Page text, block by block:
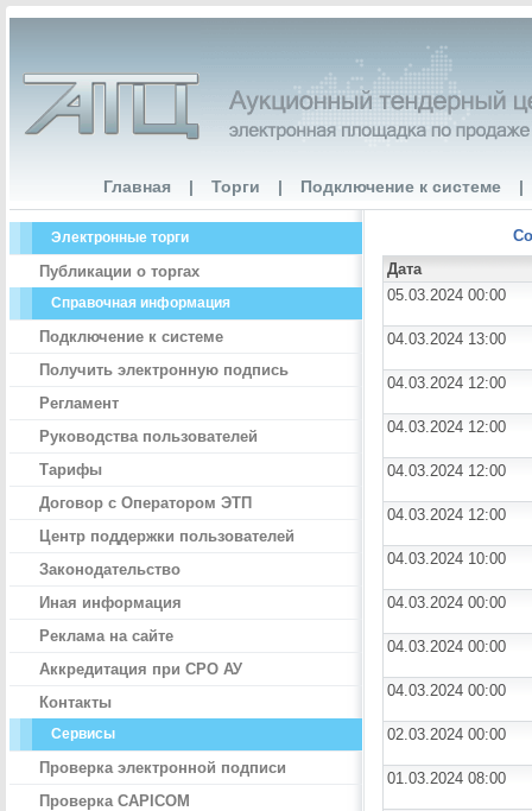
Главная | Торги | Подключение к системе |
Электронные торги
Публикации о торгах
Справочная информация
Подключение к системе
Получить электронную подпись
Регламент
Руководства пользователей
Тарифы
Договор с Оператором ЭТП
Центр поддержки пользователей
Законодательство
Иная информация
Реклама на сайте
Аккредитация при СРО АУ
Контакты
Сервисы
Проверка электронной подписи
Проверка CAPICOM
Дата
05.03.2024 00:00
04.03.2024 13:00
04.03.2024 12:00
04.03.2024 12:00
04.03.2024 12:00
04.03.2024 12:00
04.03.2024 10:00
04.03.2024 00:00
04.03.2024 00:00
04.03.2024 00:00
02.03.2024 00:00
01.03.2024 08:00